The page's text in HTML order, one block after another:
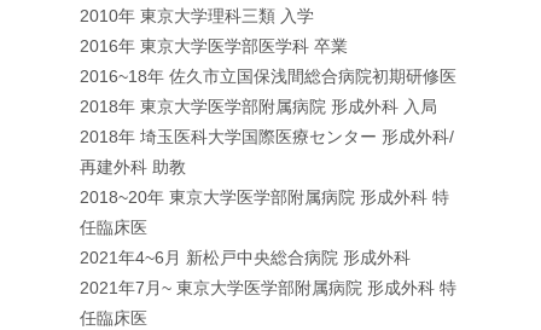
2010年 東京大学理科三類 入学
2016年 東京大学医学部医学科 卒業
2016~18年 佐久市立国保浅間総合病院初期研修医
2018年 東京大学医学部附属病院 形成外科 入局
2018年 埼玉医科大学国際医療センター 形成外科/
再建外科 助教
2018~20年 東京大学医学部附属病院 形成外科 特
任臨床医
2021年4~6月 新松戸中央総合病院 形成外科
2021年7月~ 東京大学医学部附属病院 形成外科 特
任臨床医